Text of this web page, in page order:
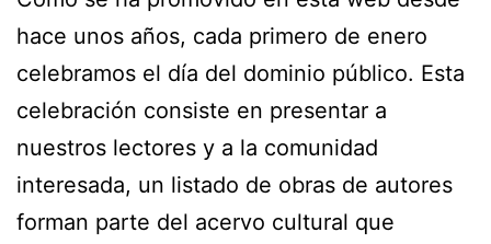
hace unos años, cada primero de enero
celebramos el día del dominio público. Esta
celebración consiste en presentar a
nuestros lectores y a la comunidad
interesada, un listado de obras de autores
forman parte del acervo cultural que